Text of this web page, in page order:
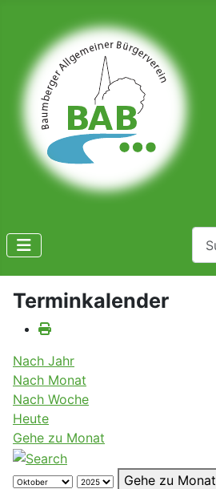
Terminkalender
Nach Jahr
Nach Monat
Nach Woche
Heute
Gehe zu Monat
Gehe zu Monat